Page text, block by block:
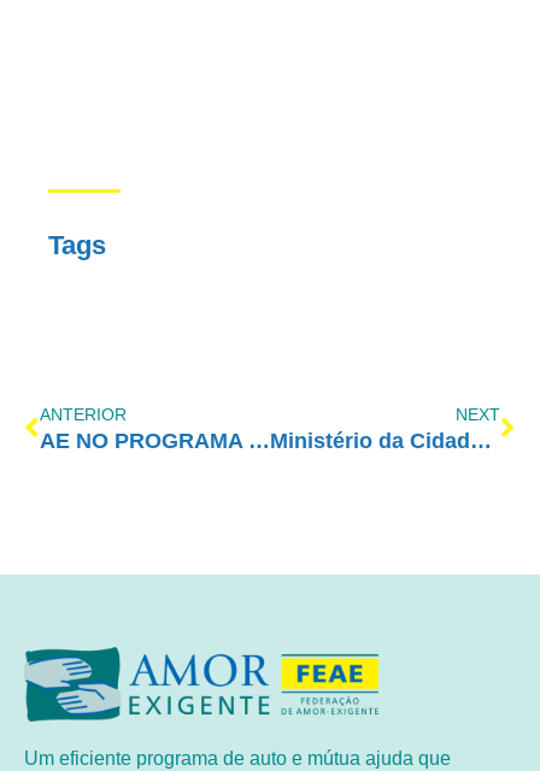
Tags
ANTERIOR
AE NO PROGRAMA VIDA MELHOR – REDEVIDA – 04/07/2022
NEXT
Ministério da Cidadania lança cartilha sobre os riscos do uso e da legalização da maconha
Um eficiente programa de auto e mútua ajuda que